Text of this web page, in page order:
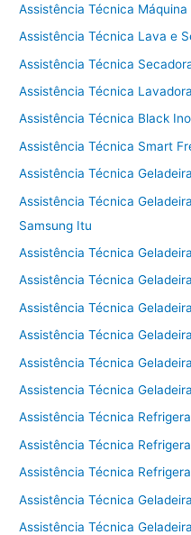
Assistência Técnica
Assistência Técnica Lava e
Assistência Técnica
Assistência Técnica
Assistência Técnica Black
Assistência Técnica Smart
Assistência Técnica
Assistência Técnica
Samsung Itu
Assistência Técnica
Assistência Técnica
Assistência Técnica
Assistência Técnica
Assistência Técnica
Assistencia Técnica
Assistência Técnica
Assistência Técnica
Assistência Técnica
Assistência Técnica
Assistência Técnica